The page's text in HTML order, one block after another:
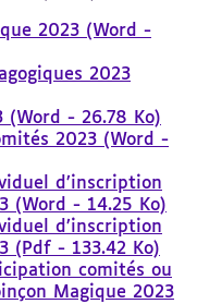
2023 (Word -
2023
(Word - 26.78 Ko)
2023 (Word -
d’inscription
(Word - 14.25 Ko)
d’inscription
(Pdf - 133.42 Ko)
comités ou
Magique 2023